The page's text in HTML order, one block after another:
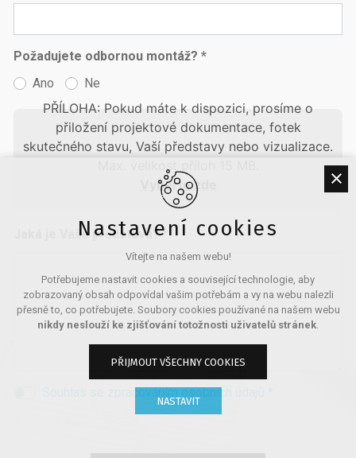
Požadujete odbornou montáž? *
Ano
Ne
PŘÍLOHA: Pokud máte k dispozici, prosíme o
přiložení projektové dokumentace, fotek
skutečného stavu, Vaší představy nebo vizualizace.
Vyberte zde
Jaká je Vaše představa? *
Nastavení cookies
Vítejte na našem webu!
Potřebujeme nastavit cookies a související technologie, aby
zobrazovaný obsah odpovídal vašim potřebám a vy na webu nalezli
přesně to, co potřebujete. Soubory cookies používané na našem webu
nikdy neslouží ke zjišťování totožnosti uživatelů stránek.
PŘIJMOUT VŠECHNY COOKIES
NASTAVIT